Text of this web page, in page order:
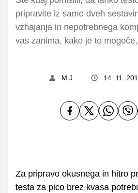
pripravite iz samo dveh
vzhajanja in nepotrebnega
vas zanima, kako je to
M.J. 14. 11.
Za pripravo okusnega in hitro
testa za pico brez kvasa